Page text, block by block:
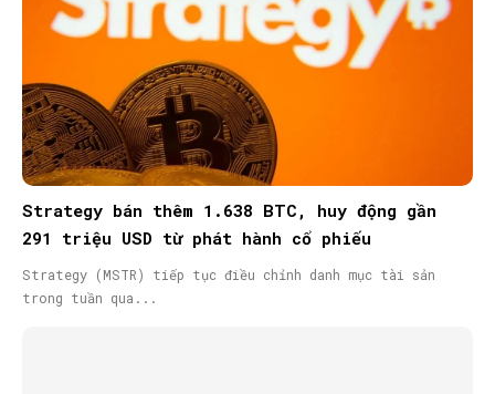
Strategy bán thêm 1.638 BTC, huy động gần
291 triệu USD từ phát hành cổ phiếu
Strategy (MSTR) tiếp tục điều chỉnh danh mục tài sản
trong tuần qua...